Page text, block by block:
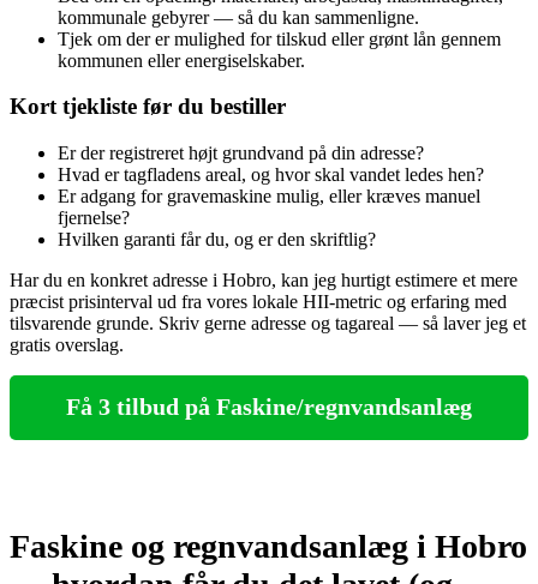
kommunale gebyrer — så du kan sammenligne.
Tjek om der er mulighed for tilskud eller grønt lån gennem
kommunen eller energiselskaber.
Kort tjekliste før du bestiller
Er der registreret højt grundvand på din adresse?
Hvad er tagfladens areal, og hvor skal vandet ledes hen?
Er adgang for gravemaskine mulig, eller kræves manuel
fjernelse?
Hvilken garanti får du, og er den skriftlig?
Har du en konkret adresse i Hobro, kan jeg hurtigt estimere et mere
præcist prisinterval ud fra vores lokale HII‑metric og erfaring med
tilsvarende grunde. Skriv gerne adresse og tagareal — så laver jeg et
gratis overslag.
Få 3 tilbud på Faskine/regnvandsanlæg
Faskine og regnvandsanlæg i Hobro